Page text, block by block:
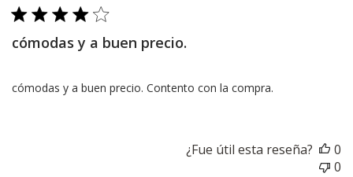
cómodas y a buen precio.
cómodas y a buen precio. Contento con la compra.
¿Fue útil esta reseña?
0
0